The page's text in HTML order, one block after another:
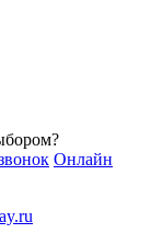
Онлайн